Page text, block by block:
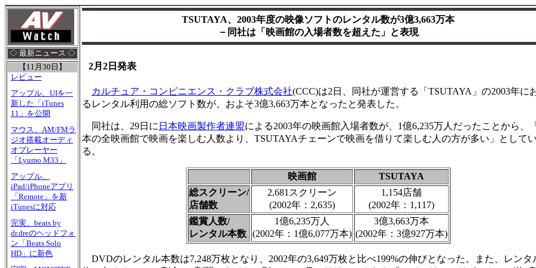
◇ 最新ニュース ◇
【11月30日】
レビュー
アップル、UIを一
新した「iTunes
11」を公開
マウス、AM/FMラ
ジオ搭載オーディ
オプレーヤー
「Lyumo M33」
アップル、
iPad/iPhoneアプリ
「Remote」を新
iTunesに対応
完実、beats by
dr.dreのヘッドフォ
ン「Beats Solo
HD」に新色
TSUTAYA、2003年度の映像ソフトのレンタル数が3億3,663万本
－同社は「映画館の入場者数を超えた」と表現
2月2日発表
カルチュア・コンビニエンス・クラブ株式会社(CCC)は2日、同社が運営する「TSUTAYA」の2003年に
るレンタル利用の総ソフト数が、およそ3億3,663万本となったと発表した。
同社は、29日に 日本映画製作者連盟による2003年の映画館入場者数が、1億6,235万人だったことから、
本の全映画館で映画を楽しむ人数より、TSUTAYAチェーンで映画を借りて楽しむ人の方が多い」としてい
る。
映画館
TSUTAYA
総スクリーン/
店舗数
2,681スクリーン
(2002年：2,635)
1,154店舗
(2002年：1,117)
鑑賞人数/
レンタル本数
1億6,235万人
(2002年：1億6,077万本)
3億3,663万本
(2002年：3億927万本)
DVDのレンタル本数は7,248万枚となり、2002年の3,649万枚と比べ199%の伸びとなった。また、レンタ